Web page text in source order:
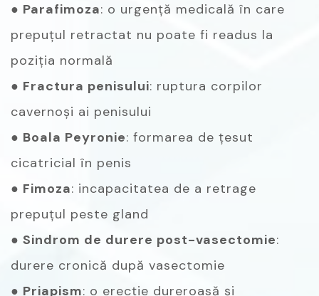
● Parafimoza: o urgență medicală în care
prepuțul retractat nu poate fi readus la
poziția normală
● Fractura penisului: ruptura corpilor
cavernoși ai penisului
● Boala Peyronie: formarea de țesut
cicatricial în penis
● Fimoza: incapacitatea de a retrage
prepuțul peste gland
● Sindrom de durere post-vasectomie:
durere cronică după vasectomie
● Priapism: o erecție dureroasă și